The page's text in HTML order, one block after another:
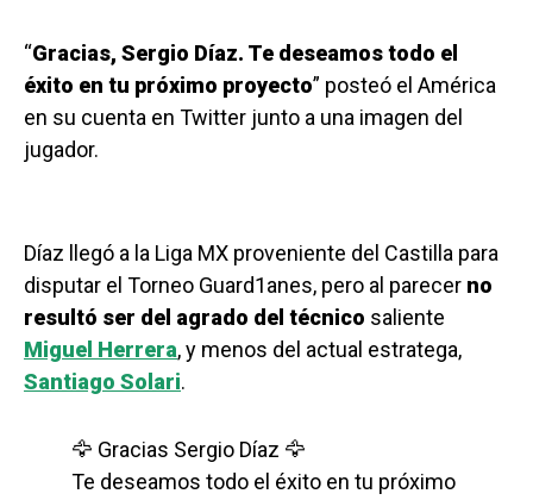
“Gracias, Sergio Díaz. Te deseamos todo el
éxito en tu próximo proyecto” posteó el América
en su cuenta en Twitter junto a una imagen del
jugador.
Díaz llegó a la Liga MX proveniente del Castilla para
disputar el Torneo Guard1anes, pero al parecer no
resultó ser del agrado del técnico saliente
Miguel Herrera, y menos del actual estratega,
Santiago Solari.
🦅 Gracias Sergio Díaz 🦅
Te deseamos todo el éxito en tu próximo